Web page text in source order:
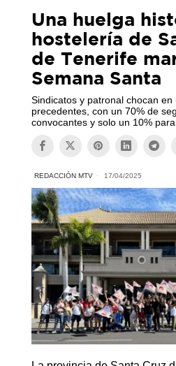
Una huelga
hostelería de
de Tenerife
Semana Santa
Sindicatos y patronal chocan en
precedentes, con un 70% de
convocantes y solo un 10%
REDACCIÓN MTV 17/04/2025